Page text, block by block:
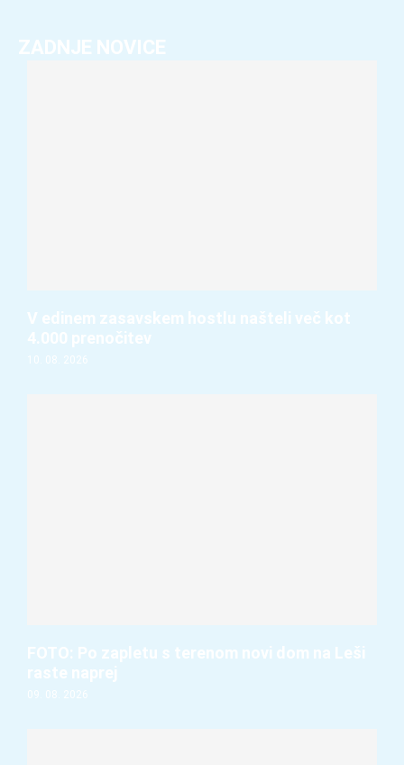
ZADNJE NOVICE
V edinem zasavskem hostlu našteli več kot
4.000 prenočitev
10. 08. 2026
FOTO: Po zapletu s terenom novi dom na Leši
raste naprej
09. 08. 2026